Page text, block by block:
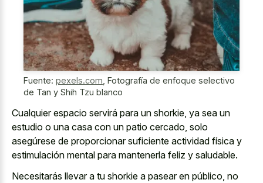
Fuente: pexels.com Fotografía de enfoque selectivo
de Tan y Shih Tzu blanco
Cualquier espacio servirá para un shorkie, ya sea un
estudio o una casa con un patio cercado, solo
asegúrese de proporcionar suficiente actividad física y
estimulación mental para mantenerla feliz y saludable.
Necesitarás llevar a tu shorkie a pasear en público, no